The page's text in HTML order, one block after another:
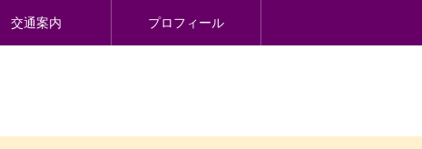
交通案内 プロフィール